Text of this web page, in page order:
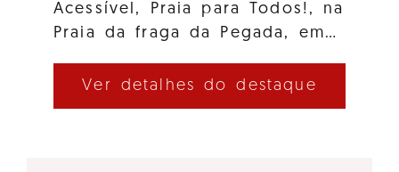
Acessível, Praia para Todos!, na
Praia da fraga da Pegada, em…
Ver detalhes do destaque